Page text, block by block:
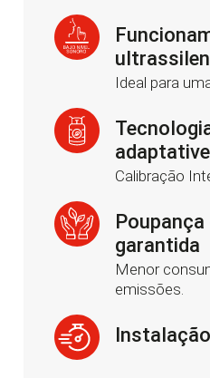
Ideal para
Calibração
garantida
Menor
emissões.